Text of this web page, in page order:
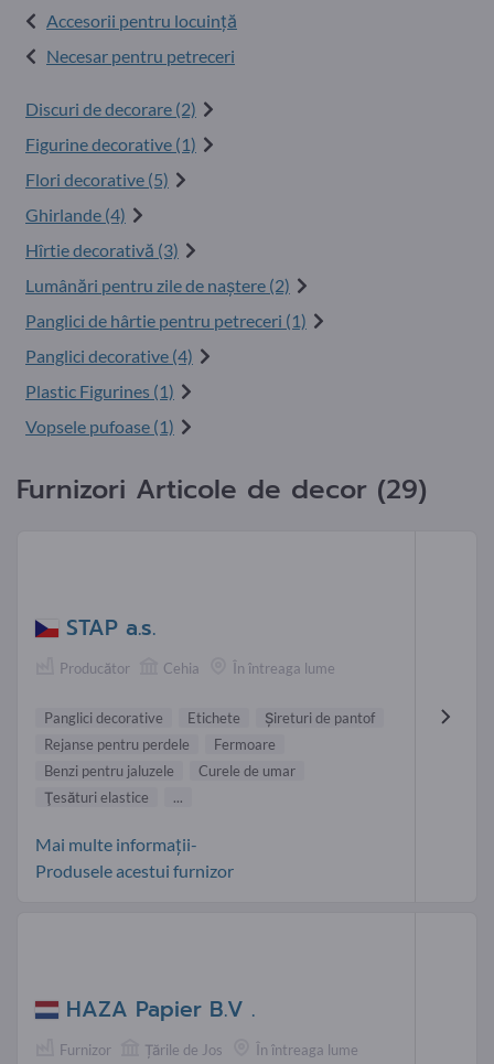
Accesorii pentru locuinţă
Necesar pentru petreceri
Discuri de decorare (2)
Figurine decorative (1)
Flori decorative (5)
Ghirlande (4)
Hîrtie decorativă (3)
Lumânări pentru zile de naştere (2)
Panglici de hârtie pentru petreceri (1)
Panglici decorative (4)
Plastic Figurines (1)
Vopsele pufoase (1)
Furnizori Articole de decor (29)
STAP a.s.
Producător Cehia În întreaga lume
Panglici decorative Etichete
Șireturi de pantof
Rejanse pentru perdele
Fermoare
Benzi pentru jaluzele
Curele de umar
Ţesături elastice
...
Mai multe informații-
Produsele acestui furnizor
HAZA Papier B.V .
Furnizor Țările de Jos În întreaga lume